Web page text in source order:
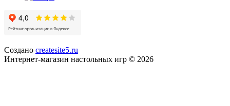
Создано createsite5.ru
Интернет-магазин настольных игр © 2026